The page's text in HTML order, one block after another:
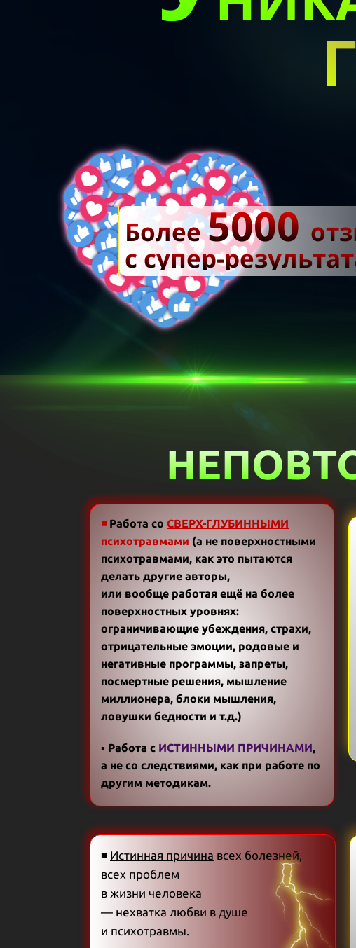
Г
Более5000
с супер-
◾ Работа со СВЕРХ-ГЛУБИННЫМИ
психотравмами (а не поверхностными
психотравмами, как это пытаются
делать другие авторы,
или вообще работая ещё на более
поверхностных уровнях:
ограничивающие убеждения, страхи,
отрицательные эмоции, родовые и
негативные программы, запреты,
посмертные решения, мышление
миллионера, блоки мышления,
ловушки бедности и т.д.)
▪ Работа с ИСТИННЫМИ ПРИЧИНАМИ,
а не со следствиями, как при работе по
другим методикам.
◾ Истинная причина всех болезней,
всех проблем
в жизни человека
— нехватка любви в душе
и психотравмы.